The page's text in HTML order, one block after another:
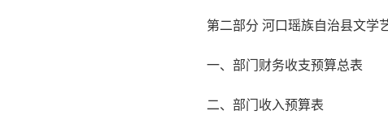
第二部分 河口瑶族自治县文学
一、部门财务收支预算总表
二、部门收入预算表